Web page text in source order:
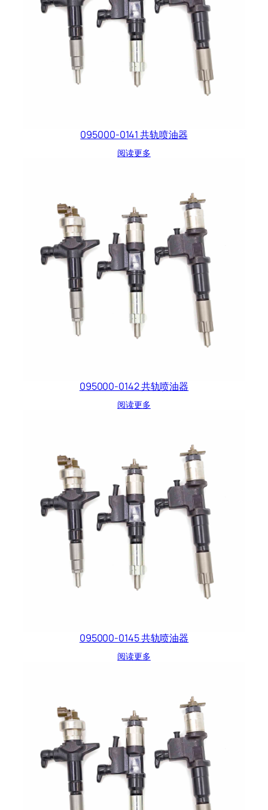
095000-0141 共轨喷油器
阅读更多
095000-0142 共轨喷油器
阅读更多
095000-0145 共轨喷油器
阅读更多